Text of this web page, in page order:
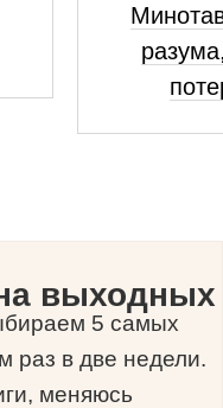
выходных
5 самых
раз в две недели.
меняюсь